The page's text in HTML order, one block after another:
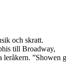
och skratt.
till Broadway,
leråkern. ”Showen